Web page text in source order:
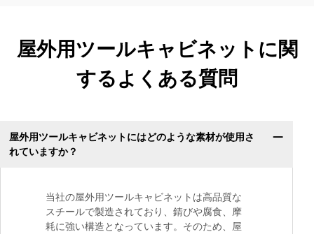
屋外用ツールキャビネットに関
するよくある質問
屋外用ツールキャビネットにはどのような素材が使用さ
れていますか？
当社の屋外用ツールキャビネットは高品質な
スチールで製造されており、錆びや腐食、摩
耗に強い構造となっています。そのため、屋